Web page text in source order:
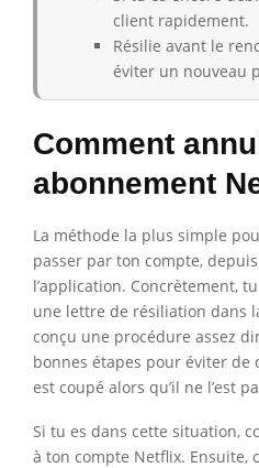
client rapidement.
Résilie avant le
éviter un nouveau
Comment
abonnement
La méthode la plus simple
passer par ton compte,
l’application. Concrètement,
une lettre de résiliation dans
conçu une procédure assez
bonnes étapes pour éviter de
est coupé alors qu’il ne l’est
Si tu es dans cette situation,
à ton compte Netflix. Ensuite,